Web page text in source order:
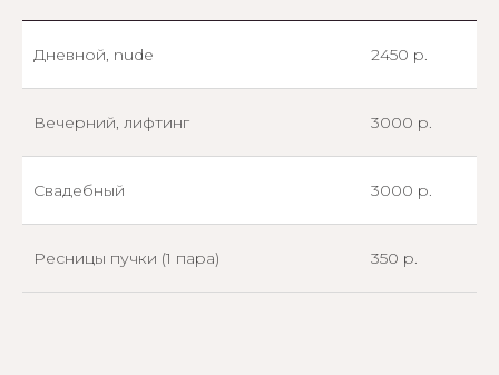
Дневной, nude 2450 р.
Вечерний, лифтинг 3000 р.
Свадебный 3000 р.
Ресницы пучки (1 пара) 350 р.